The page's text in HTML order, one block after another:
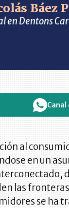
Báez
en Dentons
Canal
al
en un
las
se ha